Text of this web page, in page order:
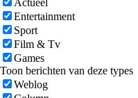
Actueel
Entertainment
Sport
Film & Tv
Games
Toon berichten van deze types
Weblog